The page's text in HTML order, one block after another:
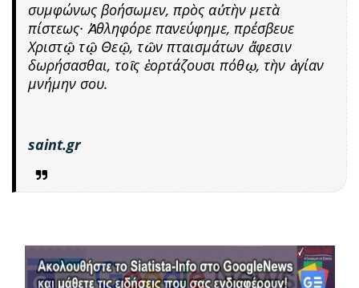
συμφώνως βοήσωμεν, πρὸς αὐτὴν μετὰ
πίστεως· Ἀθληφόρε πανεύφημε, πρέσβευε
Χριστῷ τῷ Θεῷ, τῶν πταισμάτων ἄφεσιν
δωρήσασθαι, τοῖς ἑορτάζουσι πόθῳ, τὴν ἁγίαν
μνήμην σου.
saint.gr